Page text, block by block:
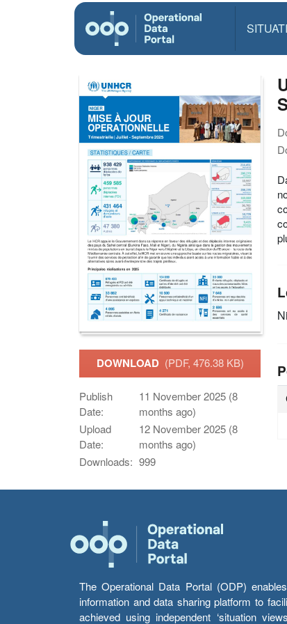
DOWNLOAD (PDF, 476.38 KB)
Publish
Date:
11 November 2025 (8
months ago)
Upload
Date:
12 November 2025 (8
months ago)
Downloads: 999
The Operational Data Portal (ODP)
information and data sharing platform to
achieved using independent ‘situation